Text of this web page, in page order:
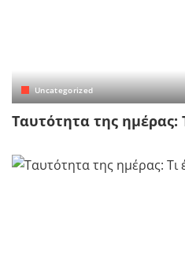
Uncategorized
Tαυτότητα της ημέρας: